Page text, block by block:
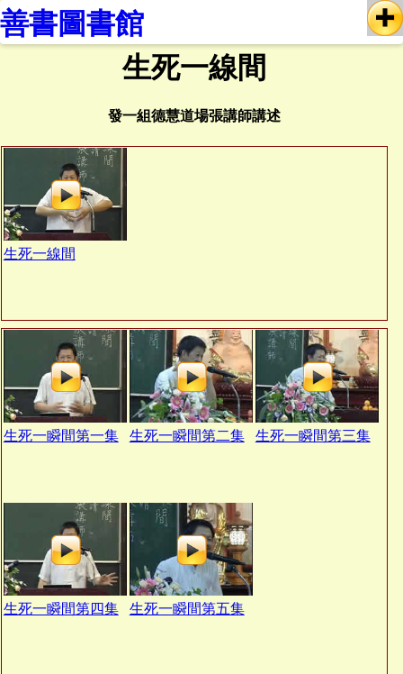
善書圖書館
生死一線間
發一組德慧道場張講師講述
生死一線間
生死一瞬間第一集 生死一瞬間第二集 生死一瞬間第三集
生死一瞬間第四集 生死一瞬間第五集